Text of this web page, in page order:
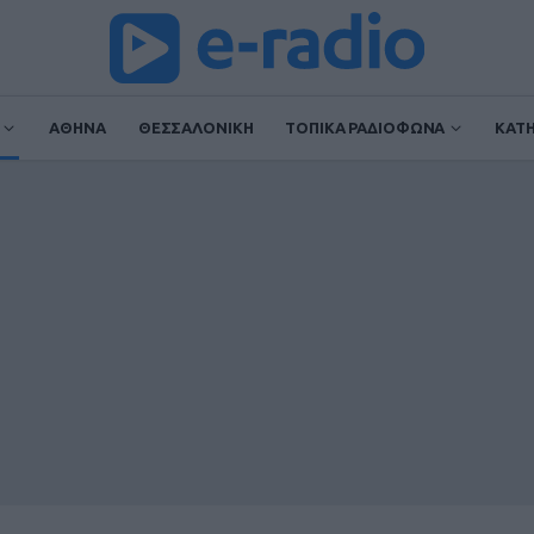
ΑΘΗΝΑ ΘΕΣΣΑΛΟΝΙΚΗ ΤΟΠΙΚΑ ΡΑΔΙΟΦΩΝΑ